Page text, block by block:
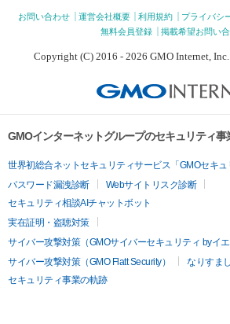
お問い合わせ 運営会社概要 利用規約 プライバシ
無料会員登録
掲載希望お問い
Copyright (C) 2016 - 2026 GMO Internet,
GMOインターネットグループのセキュリティ事
世界初総合ネットセキュリティサービス「GMOセキュ
パスワード漏洩診断
Webサイトリスク診断
セキュリティ相談AIチャットボット
実在証明・盗聴対策
サイバー攻撃対策（GMOサイバーセキュリティ byイエ
サイバー攻撃対策（GMO Flatt Security）
なりすま
セキュリティ事業の軌跡